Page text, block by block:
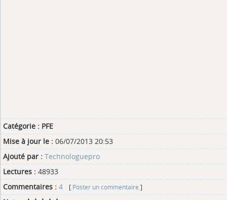
Catégorie : PFE
Mise à jour le : 06/07/2013 20:53
Ajouté par : Technologuepro
Lectures : 48933
Commentaires : 4 [ Poster un commentaire ]